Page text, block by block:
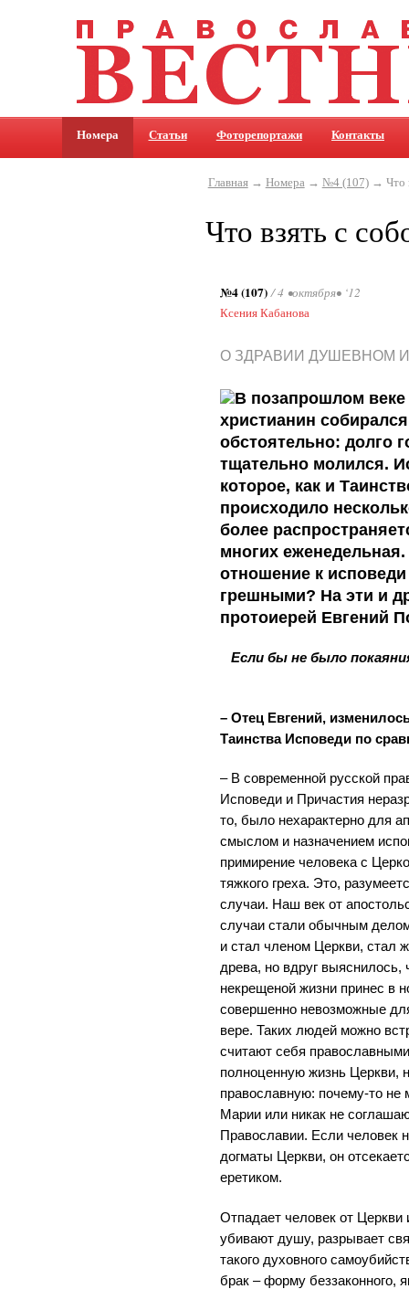
Номера Статьи Фоторепортажи Контакты
Главная→ Номера → №4 (107)→ Что
Что взять с
№4 (107) / 4 •октября• ‘12
Ксения Кабанова
О ЗДРАВИИ ДУШЕВНОМ
В позапрошлом
христианин
обстоятельно: долго
тщательно молился.
которое, как и
происходило
более
многих
отношение к
грешными? На эти и
протоиерей Евгений
Если бы не было
– Отец Евгений,
Таинства Исповеди по
– В современной русской
Исповеди и Причастия
то, было нехарактерно для
смыслом и назначением
примирение человека с
тяжкого греха. Это,
случаи. Наш век от
случаи стали обычным
и стал членом Церкви, стал
древа, но вдруг выяснилось,
некрещеной жизни принес в
совершенно невозможные
вере. Таких людей можно
считают себя
полноценную жизнь Церкви,
православную: почему-то не
Марии или никак не
Православии. Если человек
догматы Церкви, он
еретиком.
Отпадает человек от Церкви
убивают душу, разрывает
такого духовного
брак – форму беззаконного,